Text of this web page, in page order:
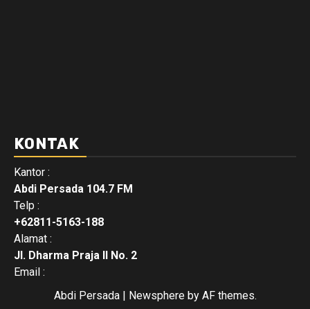
KONTAK
Kantor :
Abdi Persada 104.7 FM
Telp :
+62811-5163-188
Alamat :
Jl. Dharma Praja II No. 2
Email :
Abdi Persada | Newsphereby AF themes.